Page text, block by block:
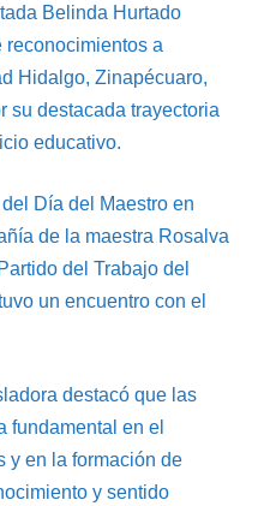
Belinda Hurtado
reconocimientos a
Hidalgo, Zinapécuaro,
su destacada trayectoria
educativo.
Día del Maestro en
de la maestra Rosalva
del Trabajo del
un encuentro con el
destacó que las
fundamental en el
y en la formación de
y sentido